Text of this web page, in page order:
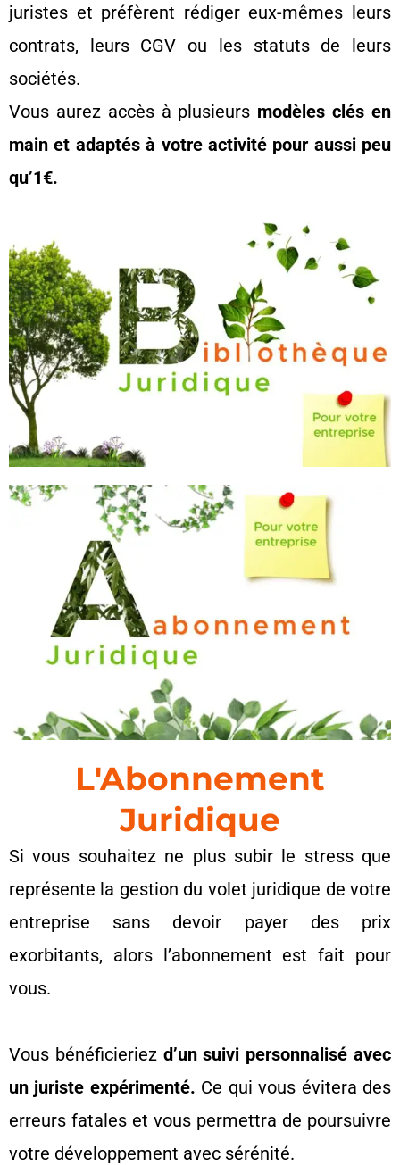
juristes et préfèrent rédiger eux-mêmes leurs
contrats, leurs CGV ou les statuts de leurs
sociétés.
Vous aurez accès à plusieurs modèles clés en
main et adaptés à votre activité pour aussi peu
qu’1€.
L'Abonnement
Juridique
Si vous souhaitez ne plus subir le stress que
représente la gestion du volet juridique de votre
entreprise sans devoir payer des prix
exorbitants, alors l’abonnement est fait pour
vous.
Vous bénéficieriez d’un suivi personnalisé avec
un juriste expérimenté. Ce qui vous évitera des
erreurs fatales et vous permettra de poursuivre
votre développement avec sérénité.